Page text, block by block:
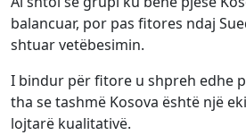
balancuar, por pas fitores ndaj
shtuar vetëbesimin.
I bindur për fitore u shpreh edhe
tha se tashmë Kosova është një
lojtarë kualitativë.